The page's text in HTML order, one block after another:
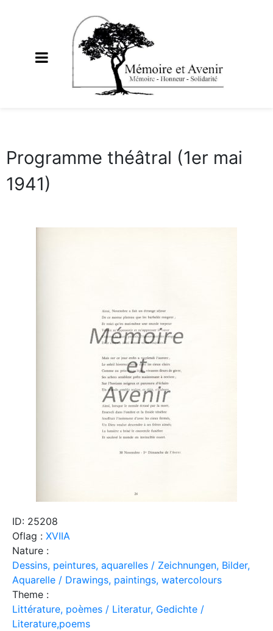
Programme théâtral (1er mai
1941)
ID: 25208
Oflag : XVIIA
Nature :
Dessins, peintures, aquarelles / Zeichnungen, Bilder,
Aquarelle / Drawings, paintings, watercolours
Theme :
Littérature, poèmes / Literatur, Gedichte /
Literature,poems